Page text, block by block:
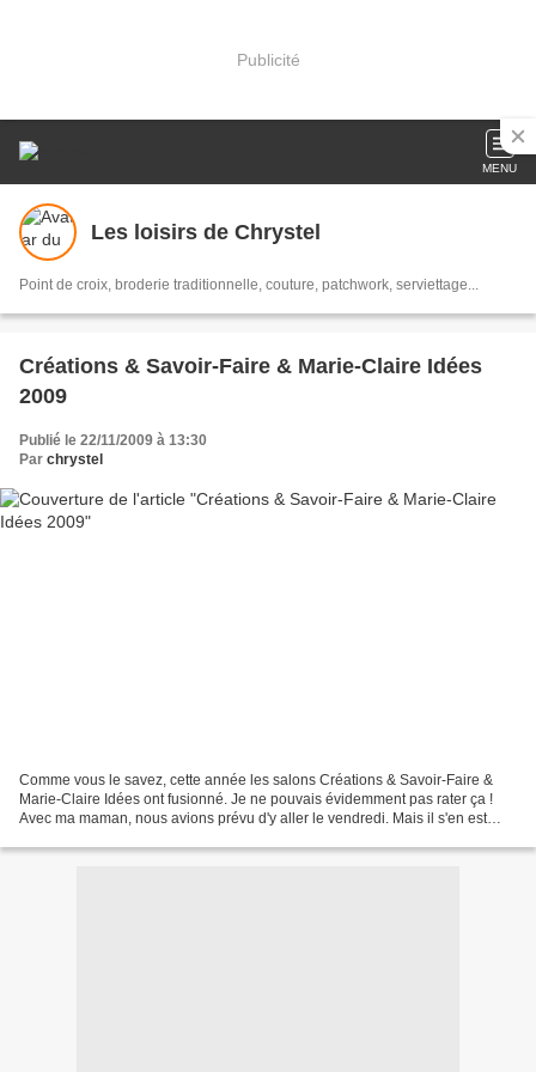
Publicité
MENU
Les loisirs de Chrystel
Point de croix, broderie traditionnelle, couture, patchwork, serviettage...
Créations & Savoir-Faire & Marie-Claire Idées
2009
Publié le 22/11/2009 à 13:30
Par chrystel
Comme vous le savez, cette année les salons Créations & Savoir-Faire &
Marie-Claire Idées ont fusionné. Je ne pouvais évidemment pas rater ça !
Avec ma maman, nous avions prévu d'y aller le vendredi. Mais il s'en est